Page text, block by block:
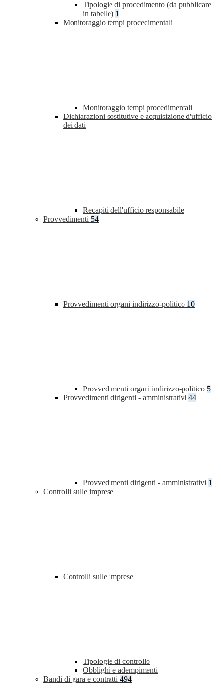
Tipologie di procedimento (da pubblicare
in tabelle) 1
Monitoraggio tempi procedimentali
Monitoraggio tempi procedimentali
Dichiarazioni sostitutive e acquisizione d'ufficio
dei dati
Recapiti dell'ufficio responsabile
Provvedimenti 54
Provvedimenti organi indirizzo-politico 10
Provvedimenti organi indirizzo-politico 5
Provvedimenti dirigenti - amministrativi 44
Provvedimenti dirigenti - amministrativi 1
Controlli sulle imprese
Controlli sulle imprese
Tipologie di controllo
Obblighi e adempimenti
Bandi di gara e contratti 494